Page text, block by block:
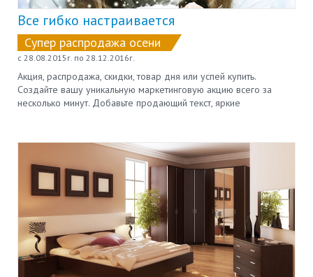
Все гибко настраивается
Супер распродажа осени
c 28.08.2015г. по 28.12.2016г.
Акция, распродажа, скидки, товар дня или успей купить.
Создайте вашу уникальную маркетинговую акцию всего за
несколько минут. Добавьте продающий текст, яркие